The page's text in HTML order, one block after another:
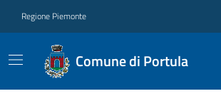
Regione Piemonte
Comune di Portula